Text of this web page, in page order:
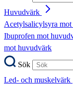
Huvudvärk
Acetylsalicylsyra
Ibuprofen mot
mot huvudvärk
Sök
Led- och muskelvärk